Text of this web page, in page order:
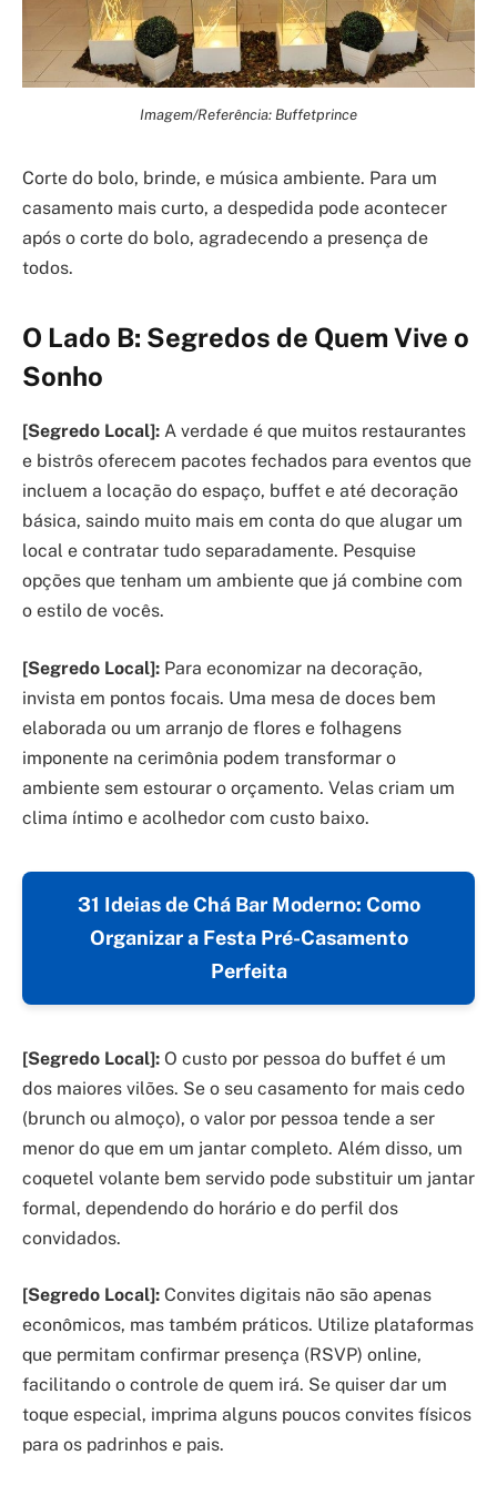
Imagem/Referência: Buffetprince
Corte do bolo, brinde, e música ambiente. Para um
casamento mais curto, a despedida pode acontecer
após o corte do bolo, agradecendo a presença de
todos.
O Lado B: Segredos de Quem Vive o
Sonho
[Segredo Local]: A verdade é que muitos restaurantes
e bistrôs oferecem pacotes fechados para eventos que
incluem a locação do espaço, buffet e até decoração
básica, saindo muito mais em conta do que alugar um
local e contratar tudo separadamente. Pesquise
opções que tenham um ambiente que já combine com
o estilo de vocês.
[Segredo Local]: Para economizar na decoração,
invista em pontos focais. Uma mesa de doces bem
elaborada ou um arranjo de flores e folhagens
imponente na cerimônia podem transformar o
ambiente sem estourar o orçamento. Velas criam um
clima íntimo e acolhedor com custo baixo.
31 Ideias de Chá Bar Moderno: Como
Organizar a Festa Pré-Casamento
Perfeita
[Segredo Local]: O custo por pessoa do buffet é um
dos maiores vilões. Se o seu casamento for mais cedo
(brunch ou almoço), o valor por pessoa tende a ser
menor do que em um jantar completo. Além disso, um
coquetel volante bem servido pode substituir um jantar
formal, dependendo do horário e do perfil dos
convidados.
[Segredo Local]: Convites digitais não são apenas
econômicos, mas também práticos. Utilize plataformas
que permitam confirmar presença (RSVP) online,
facilitando o controle de quem irá. Se quiser dar um
toque especial, imprima alguns poucos convites físicos
para os padrinhos e pais.